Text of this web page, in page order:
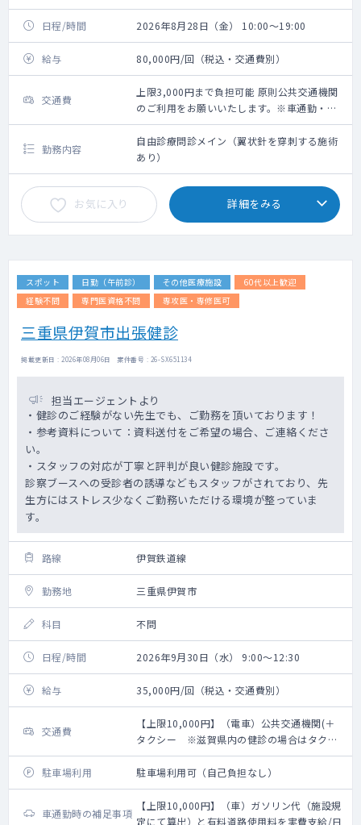
日程/時間 2026年8月28日（金） 10:00～19:00
給与 80,000円/回（税込・交通費別）
交通費
上限3,000円まで負担可能 原則公共交通機関
のご利用をお願いいたします。※車通勤・タ
クシー利用要相談
勤務内容
自由診療問診メイン（翼状針を穿刺する施術
あり）
お気に入り 詳細をみる
スポット 日勤（午前診） その他医療施設
60代以上歓迎
経験不問
専門医資格不問 専攻医・専修医可
三重県伊賀市出張健診
掲載更新日 : 2026年08月06日 案件番号 : 26-SX651134
担当エージェントより
・健診のご経験がない先生でも、ご勤務を頂いております！
・参考資料について：資料送付をご希望の場合、ご連絡くださ
い。
・スタッフの対応が丁寧と評判が良い健診施設です。
診察ブースへの受診者の誘導などもスタッフがされており、先
生方にはストレス少なくご勤務いただける環境が整っていま
す。
路線 伊賀鉄道線
勤務地 三重県伊賀市
科目 不問
日程/時間 2026年9月30日（水） 9:00～12:30
給与 35,000円/回（税込・交通費別）
交通費
【上限10,000円】（電車）公共交通機関(＋
タクシー ※滋賀県内の健診の場合はタクシ
ー利用不可。滋賀県外の健診でタクシーの際
は領収証要必要)利用分実費支給/日
駐車場利用 駐車場利用可（自己負担なし）
車通勤時の補足事項
【上限10,000円】（車）ガソリン代（施設規
定にて算出）と有料道路使用料を実費支給/日